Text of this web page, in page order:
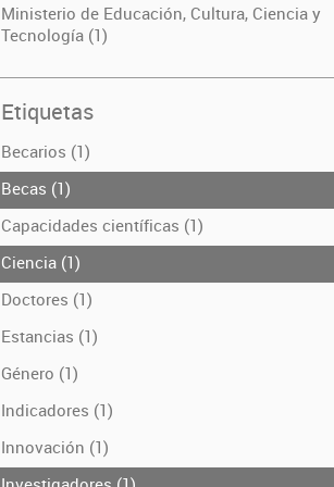
Ministerio de Educación, Cultura, Ciencia y
Tecnología (1)
Etiquetas
Becarios (1)
Becas (1)
Capacidades científicas (1)
Ciencia (1)
Doctores (1)
Estancias (1)
Género (1)
Indicadores (1)
Innovación (1)